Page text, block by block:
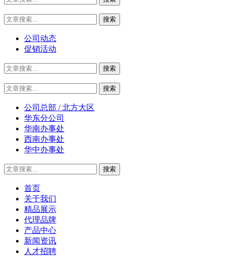
公司动态
促销活动
公司总部 / 北方大区
华东分公司
华南办事处
西南办事处
华中办事处
首页
关于我们
精品展示
代理品牌
产品中心
新闻资讯
人才招聘